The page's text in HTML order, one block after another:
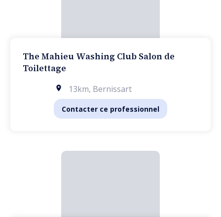
The Mahieu Washing Club Salon de
Toilettage
13km, Bernissart
Contacter ce professionnel